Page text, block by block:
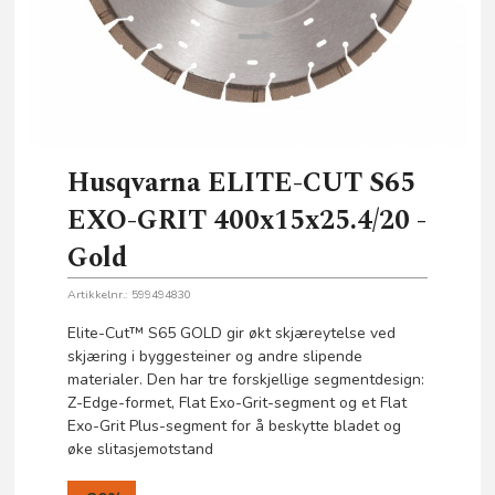
Husqvarna ELITE-CUT S65
EXO-GRIT 400x15x25.4/20 -
Gold
Artikkelnr.: 599494830
Elite-Cut™ S65 GOLD gir økt skjæreytelse ved
skjæring i byggesteiner og andre slipende
materialer. Den har tre forskjellige segmentdesign:
Z-Edge-formet, Flat Exo-Grit-segment og et Flat
Exo-Grit Plus-segment for å beskytte bladet og
øke slitasjemotstand